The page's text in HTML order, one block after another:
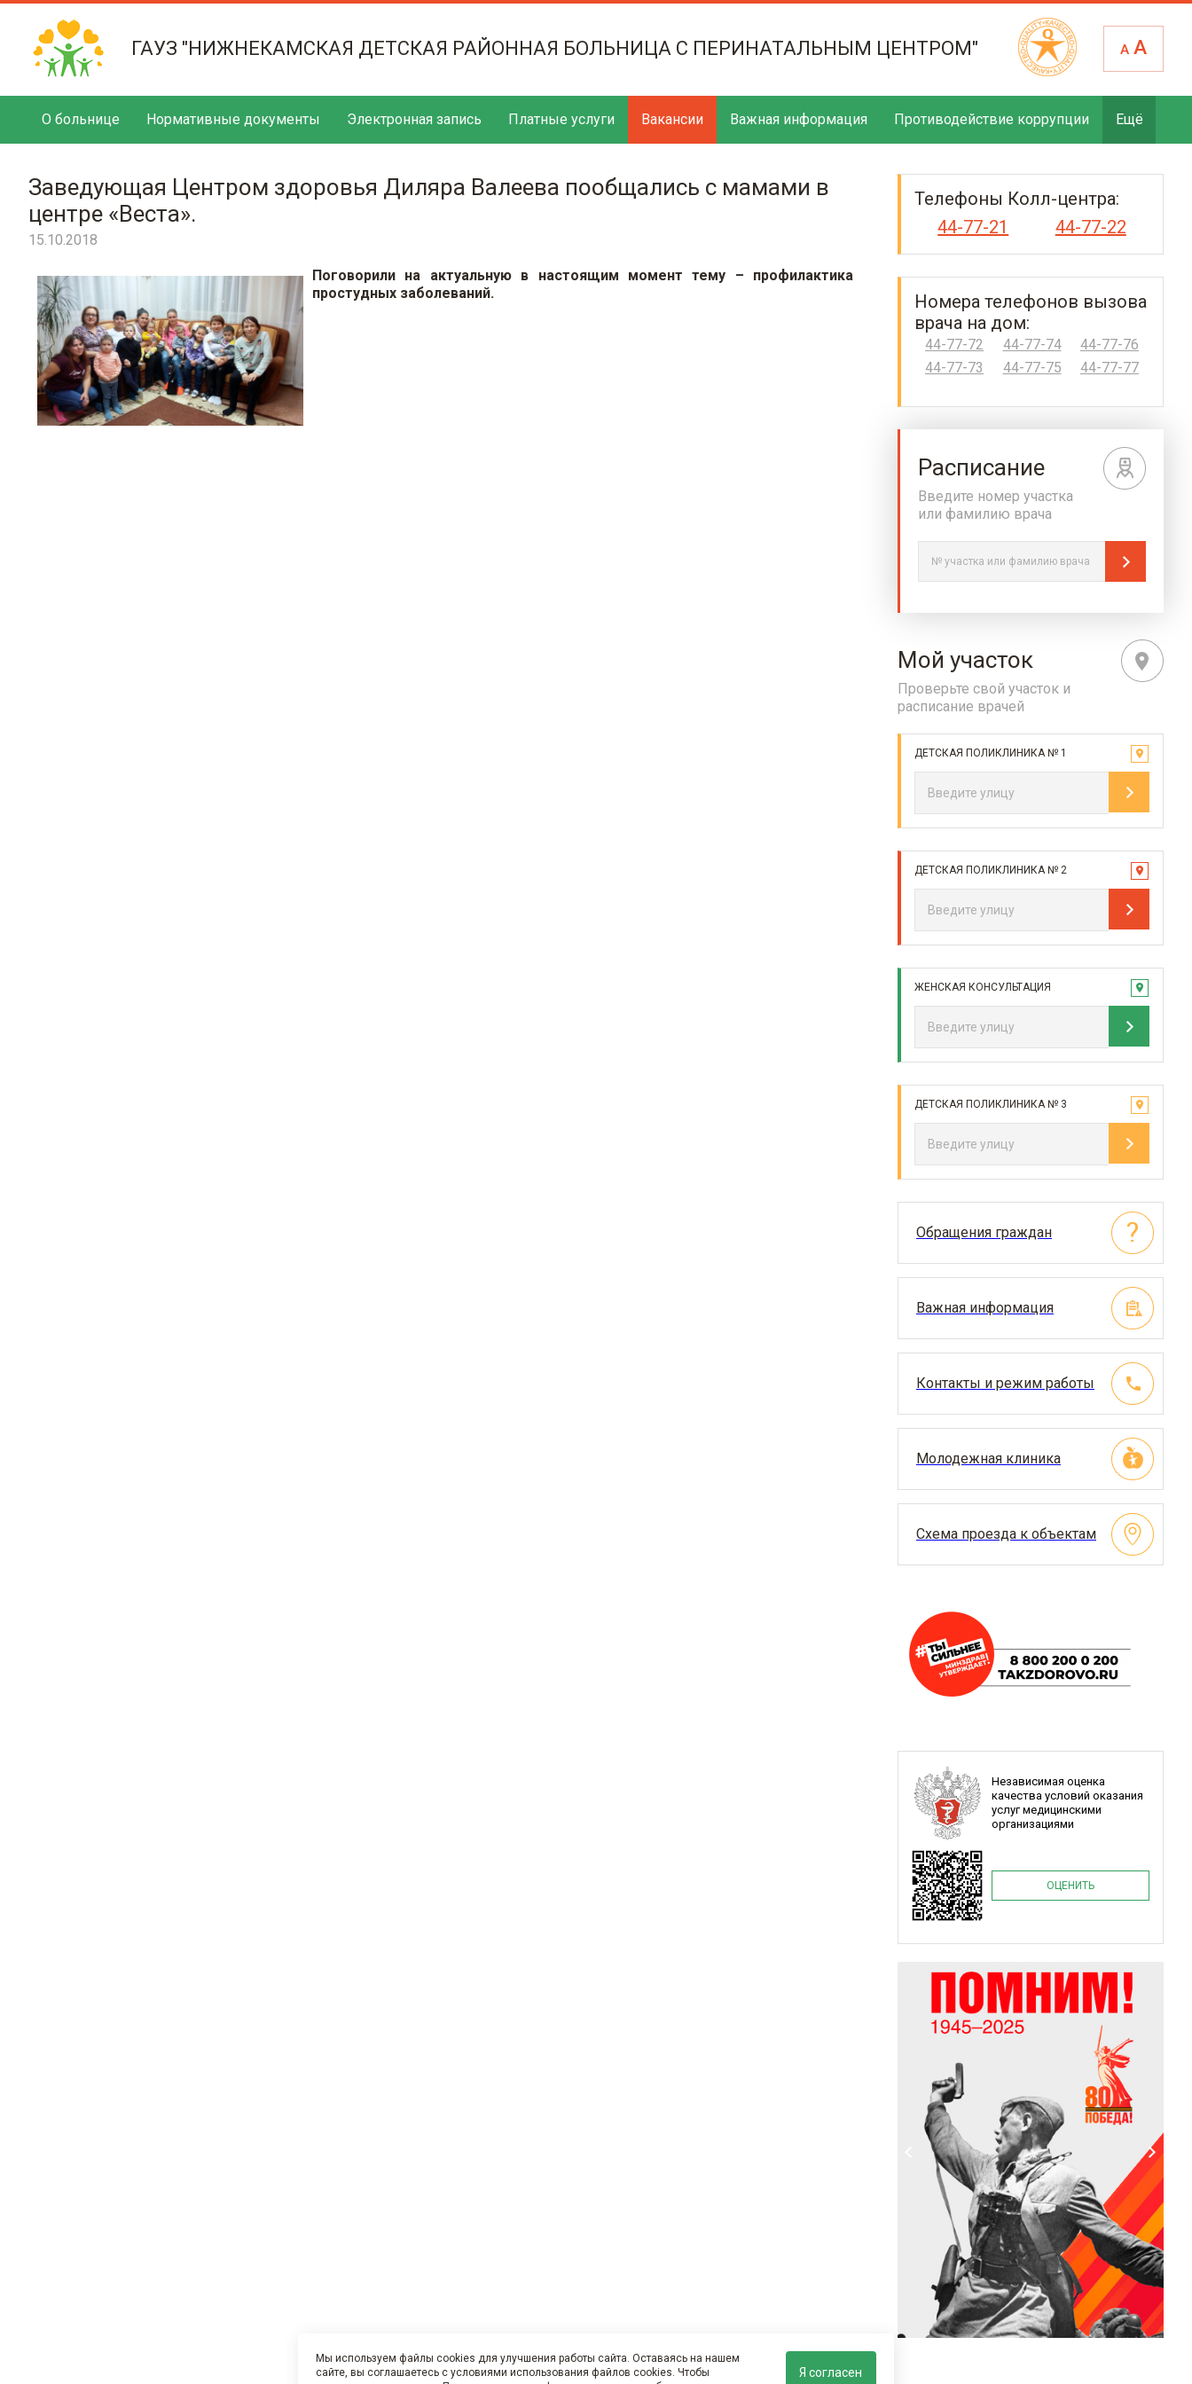
ГАУЗ "НИЖНЕКАМСКАЯ ДЕТСКАЯ РАЙОННАЯ БОЛЬНИЦА С ПЕРИНАТАЛЬНЫМ ЦЕНТРОМ" А А
О больнице Нормативные документы Электронная запись Платные услуги Вакансии Важная информация Противодействие коррупции Ещё
Заведующая Центром здоровья Диляра Валеева пообщались с мамами в
центре «Веста».
15.10.2018
Поговорили на актуальную в настоящим момент тему – профилактика
простудных заболеваний.
Телефоны Колл-центра:
44-77-21
44-77-22
Номера телефонов вызова
врача на дом:
44-77-72
44-77-73
44-77-74
44-77-75
44-77-76
44-77-77
Расписание
Введите номер участка
или фамилию врача
Мой участок
Проверьте свой участок и
расписание врачей
ДЕТСКАЯ ПОЛИКЛИНИКА № 1
ДЕТСКАЯ ПОЛИКЛИНИКА № 2
ЖЕНСКАЯ КОНСУЛЬТАЦИЯ
ДЕТСКАЯ ПОЛИКЛИНИКА № 3
Обращения граждан
Важная информация
Контакты и режим работы
Молодежная клиника
Схема проезда к объектам
Независимая оценка
качества условий оказания
услуг медицинскими
организациями
ОЦЕНИТЬ
Мы используем файлы cookies для улучшения работы сайта. Оставаясь на нашем
сайте, вы соглашаетесь с условиями использования файлов cookies. Чтобы
Я согласен